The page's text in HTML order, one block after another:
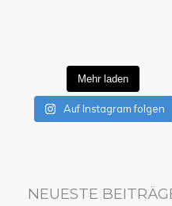
Mehr laden
Auf Instagram folgen
NEUESTE